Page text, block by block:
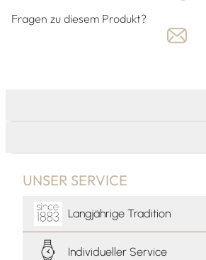
Fragen zu diesem Produkt?
UNSER SERVICE
Langjährige Tradition
Individueller Service